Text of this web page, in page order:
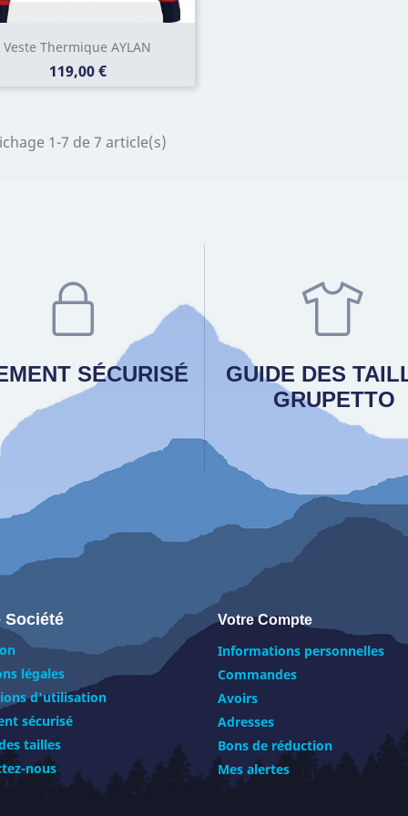
Veste Thermique AYLAN
Prix
119,00 €
1-7 de 7 article(s)
SÉCURISÉ
GUIDE DES
GRUPETTO
Société
légales
d'utilisation
sécurisé
tailles
nous
Votre Compte
Informations personnelles
Commandes
Avoirs
Adresses
Bons de réduction
Mes alertes